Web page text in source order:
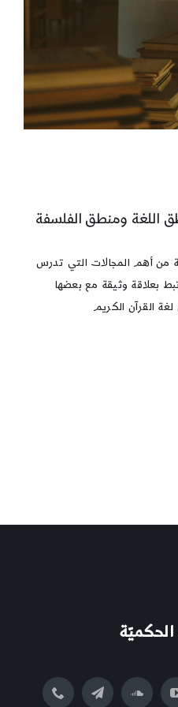
اللغة ومنطق الفلسفة
من أهم المجالات التي تدرس
بعلاقة وثيقة مع بعضها
القرآن الكريم